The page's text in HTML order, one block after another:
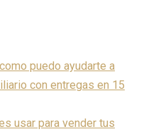
puedo ayudarte a
con entregas en 15
usar para vender tus